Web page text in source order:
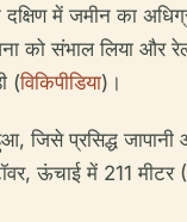
दक्षिण में जमीन का
को संभाल लिया और
(विकिपीडिया)।
जिसे प्रसिद्ध
ऊंचाई में 211 मीटर